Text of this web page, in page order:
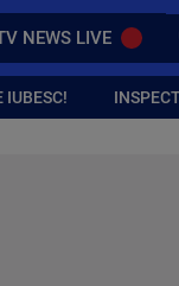
NEWS LIVE
IUBESC!